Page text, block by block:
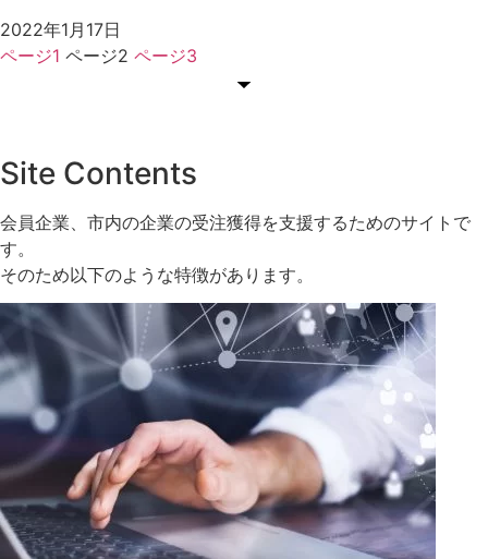
2022年1月17日
ページ1 ページ2 ページ3
Site Contents
会員企業、市内の企業の受注獲得を支援するためのサイトで
す。
そのため以下のような特徴があります。